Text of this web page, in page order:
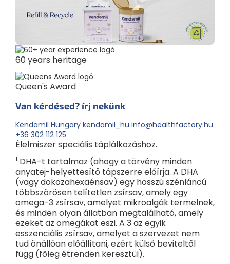
60 years heritage
Queen's Award
Van kérdésed? írj nekünk
Kendamil Hungary kendamil_hu info@healthfactory.hu
+36 302 112 125
Élelmiszer speciális táplálkozáshoz.
1 DHA-t tartalmaz (ahogy a törvény minden
anyatej-helyettesítő tápszerre előírja. A DHA
(vagy dokozahexaénsav) egy hosszú szénláncú
többszörösen telítetlen zsírsav, amely egy
omega-3 zsírsav, amelyet mikroalgák termelnek,
és minden olyan állatban megtalálható, amely
ezeket az omegákat eszi. A 3 az egyik
esszenciális zsírsav, amelyet a szervezet nem
tud önállóan előállítani, ezért külső beviteltől
függ (főleg étrenden keresztül).